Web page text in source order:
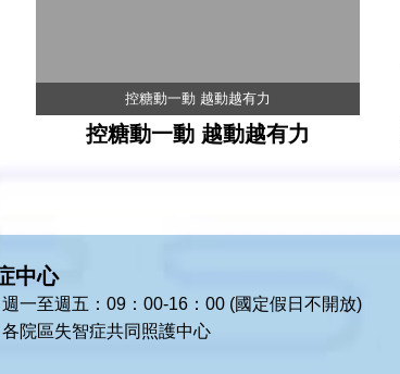
控糖動一動 越動越有力
控糖動一動 越動越有力
中心
一至週五：09：00-16：00 (國定假日不開放)
院區失智症共同照護中心